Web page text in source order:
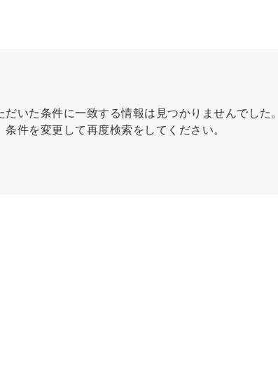
だいた条件に一致する情報は見つかりませんでした。
条件を変更して再度検索をしてください。